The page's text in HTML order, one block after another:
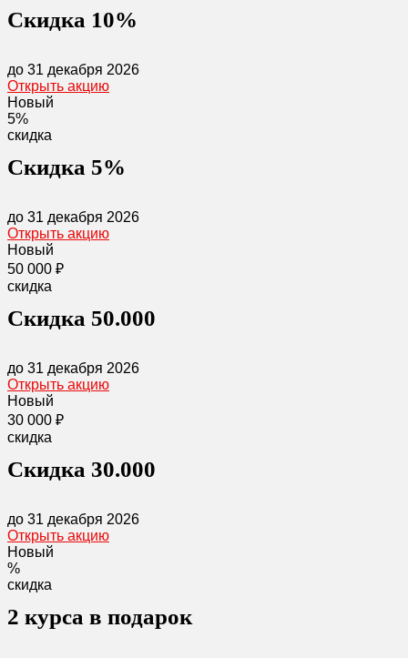
Скидка 10%
до 31 декабря 2026
Открыть акцию
Новый
5%
скидка
Скидка 5%
до 31 декабря 2026
Открыть акцию
Новый
50 000 ₽
скидка
Скидка 50.000
до 31 декабря 2026
Открыть акцию
Новый
30 000 ₽
скидка
Скидка 30.000
до 31 декабря 2026
Открыть акцию
Новый
%
скидка
2 курса в подарок